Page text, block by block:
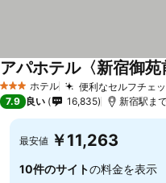
3 ホテルのランク
ホテル 便利なセルフチェ
アパホテル〈新宿御苑
7.9 良い 16,835 新宿駅ま
最安値 ￥11,263
10件のサイトの料金を表示